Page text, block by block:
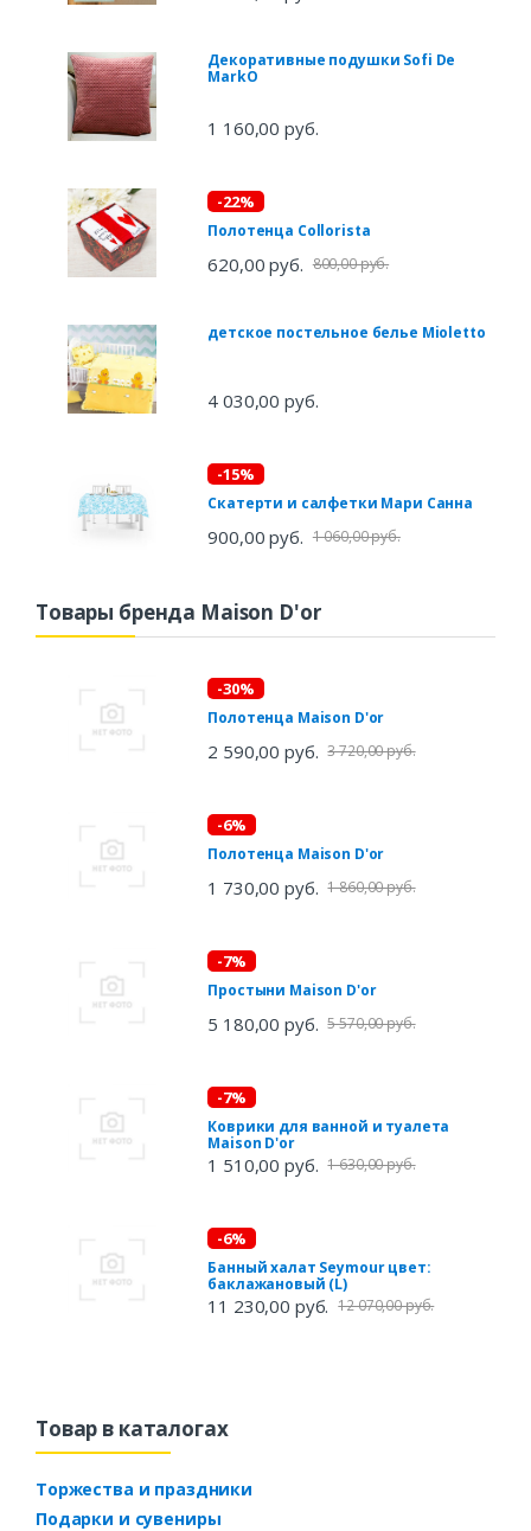
Декоративные подушки Sofi De
MarkO
1 160,00 руб.
-22%
Полотенца Collorista
620,00 руб. 800,00 руб.
детское постельное белье Mioletto
4 030,00 руб.
-15%
Скатерти и салфетки Мари Санна
900,00 руб. 1 060,00 руб.
Товары бренда Maison D'or
-30%
Полотенца Maison D'or
2 590,00 руб. 3 720,00 руб.
-6%
Полотенца Maison D'or
1 730,00 руб. 1 860,00 руб.
-7%
Простыни Maison D'or
5 180,00 руб. 5 570,00 руб.
-7%
Коврики для ванной и туалета
Maison D'or
1 510,00 руб. 1 630,00 руб.
-6%
Банный халат Seymour цвет:
баклажановый (L)
11 230,00 руб. 12 070,00 руб.
Товар в каталогах
Торжества и праздники
Подарки и сувениры